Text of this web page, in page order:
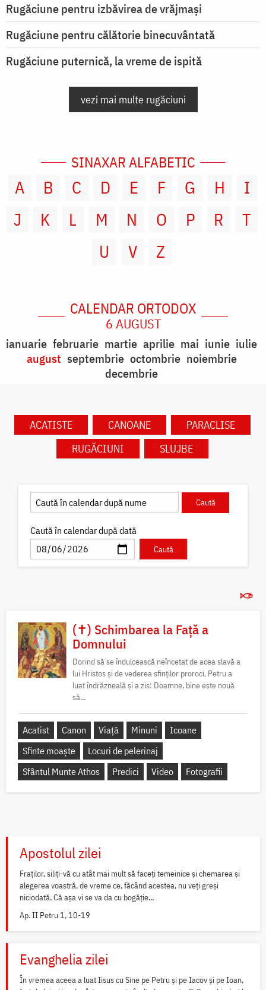
Rugăciune pentru izbăvirea de vrăjmași
Rugăciune pentru călătorie binecuvântată
Rugăciune puternică, la vreme de ispită
vezi mai multe rugăciuni
SINAXAR ALFABETIC
A B C D E F G H
I
J
K L M N O P R
T
U
V Z
CALENDAR ORTODOX
6 AUGUST
ianuarie februarie martie aprilie mai iunie iulie
august septembrie octombrie noiembrie
decembrie
ACATISTE CANOANE
PARACLISE
RUGĂCIUNI
SLUJBE
Caută în calendar după dată
(✝) Schimbarea la Față a
Domnului
Dorind să se îndulcească neîncetat de acea slavă a
lui Hristos și de vederea sfinților proroci, Petru a
luat îndrăzneală și a zis: Doamne, bine este nouă
să...
Acatist Canon Viață Minuni
Icoane
Sfinte moaște
Locuri de pelerinaj
Sfântul Munte Athos
Predici Video Fotografii
Apostolul zilei
Fraților, siliți-vă cu atât mai mult să faceți temeinice și chemarea și
alegerea voastră, de vreme ce, făcând acestea, nu veți greși
niciodată. Că așa vi se va da cu bogăție...
Ap. II Petru 1, 10-19
Evanghelia zilei
În vremea aceea a luat Iisus cu Sine pe Petru și pe Iacov și pe Ioan,